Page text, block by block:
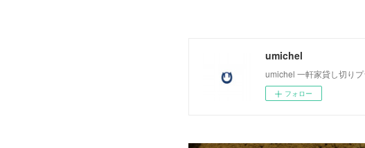
umichel
umichel 一軒家貸し切り
フォロー